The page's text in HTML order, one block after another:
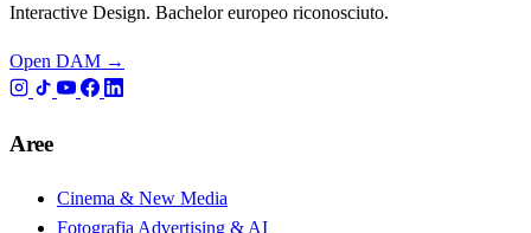
Interactive Design. Bachelor europeo riconosciuto.
Open DAM →
Aree
Cinema & New Media
Fotografia Advertising & AI